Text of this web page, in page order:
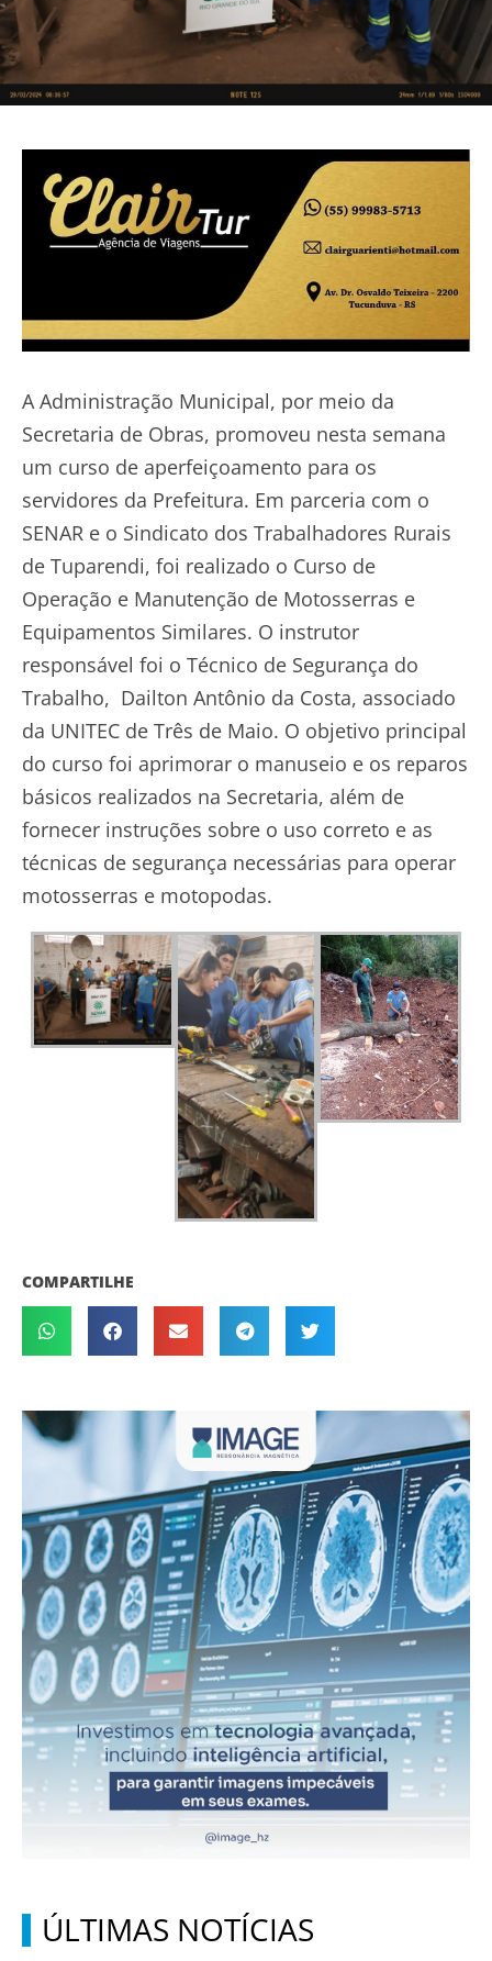
A Administração Municipal, por meio da
Secretaria de Obras, promoveu nesta semana
um curso de aperfeiçoamento para os
servidores da Prefeitura. Em parceria com o
SENAR e o Sindicato dos Trabalhadores Rurais
de Tuparendi, foi realizado o Curso de
Operação e Manutenção de Motosserras e
Equipamentos Similares. O instrutor
responsável foi o Técnico de Segurança do
Trabalho, Dailton Antônio da Costa, associado
da UNITEC de Três de Maio. O objetivo principal
do curso foi aprimorar o manuseio e os reparos
básicos realizados na Secretaria, além de
fornecer instruções sobre o uso correto e as
técnicas de segurança necessárias para operar
motosserras e motopodas.
COMPARTILHE
ÚLTIMAS NOTÍCIAS